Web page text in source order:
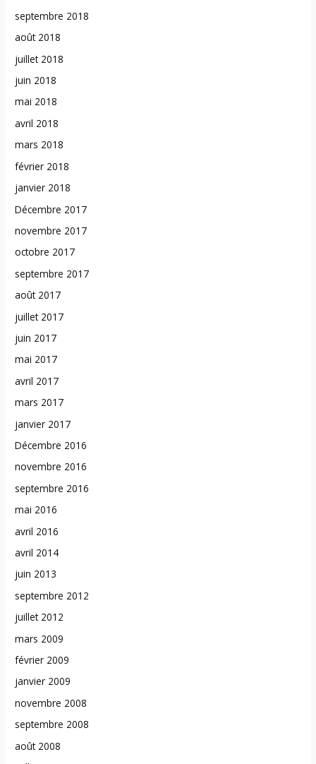
septembre 2018
août 2018
juillet 2018
juin 2018
mai 2018
avril 2018
mars 2018
février 2018
janvier 2018
Décembre 2017
novembre 2017
octobre 2017
septembre 2017
août 2017
juillet 2017
juin 2017
mai 2017
avril 2017
mars 2017
janvier 2017
Décembre 2016
novembre 2016
septembre 2016
mai 2016
avril 2016
avril 2014
juin 2013
septembre 2012
juillet 2012
mars 2009
février 2009
janvier 2009
novembre 2008
septembre 2008
août 2008